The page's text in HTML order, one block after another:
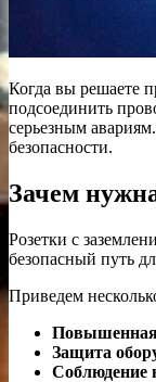
Когда вы решаете
подсоединить
серьезным
безопасности.
Зачем
Розетки с
безопасный путь
Приведем
Повышенная
Защита
Соблюдение